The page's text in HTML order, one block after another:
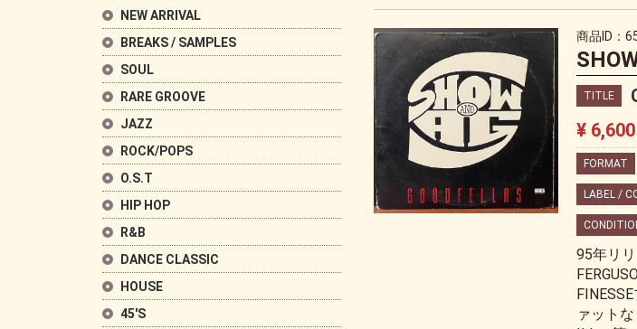
NEW ARRIVAL
BREAKS / SAMPLES
SOUL
RARE GROOVE
JAZZ
ROCK/POPS
O.S.T
HIP HOP
R&B
DANCE CLASSIC
HOUSE
45'S
商品ID：
TITLE
¥ 6,600
FORMAT
LABEL /
95年リ
ァット